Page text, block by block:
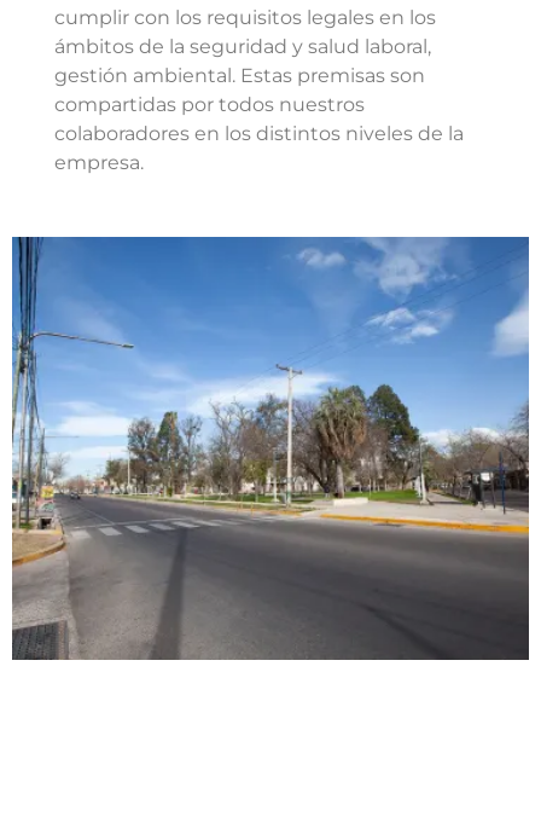
cumplir con los requisitos legales en los
ámbitos de la seguridad y salud laboral,
gestión ambiental. Estas premisas son
compartidas por todos nuestros
colaboradores en los distintos niveles de la
empresa.